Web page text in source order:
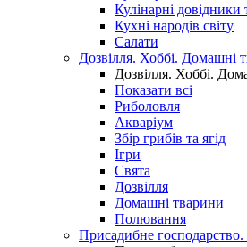
Кулінарні довідники
Кухні народів світу
Салати
Дозвілля. Хоббі. Домашні
Дозвілля. Хоббі.
Показати всі
Риболовля
Акваріум
Збір грибів та ягід
Ігри
Свята
Дозвілля
Домашні тварини
Полювання
Присадибне